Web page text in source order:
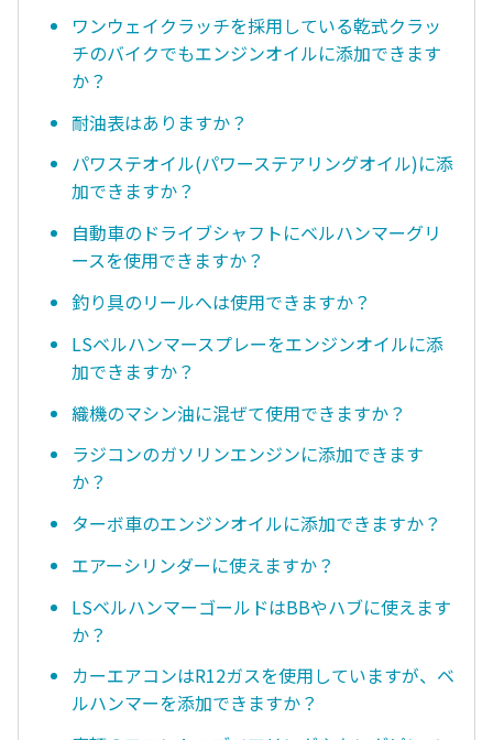
ワンウェイクラッチを採用している乾式クラッ
チのバイクでもエンジンオイルに添加できます
か？
耐油表はありますか？
パワステオイル(パワーステアリングオイル)に添
加できますか？
自動車のドライブシャフトにベルハンマーグリ
ースを使用できますか？
釣り具のリールへは使用できますか？
LSベルハンマースプレーをエンジンオイルに添
加できますか？
織機のマシン油に混ぜて使用できますか？
ラジコンのガソリンエンジンに添加できます
か？
ターボ車のエンジンオイルに添加できますか？
エアーシリンダーに使えますか？
LSベルハンマーゴールドはBBやハブに使えます
か？
カーエアコンはR12ガスを使用していますが、ベ
ルハンマーを添加できますか？